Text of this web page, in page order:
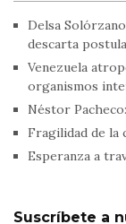
Delsa
descarta
Venezuela
organismos
Néstor
Fragilidad de la
Esperanza a
Suscríbete a